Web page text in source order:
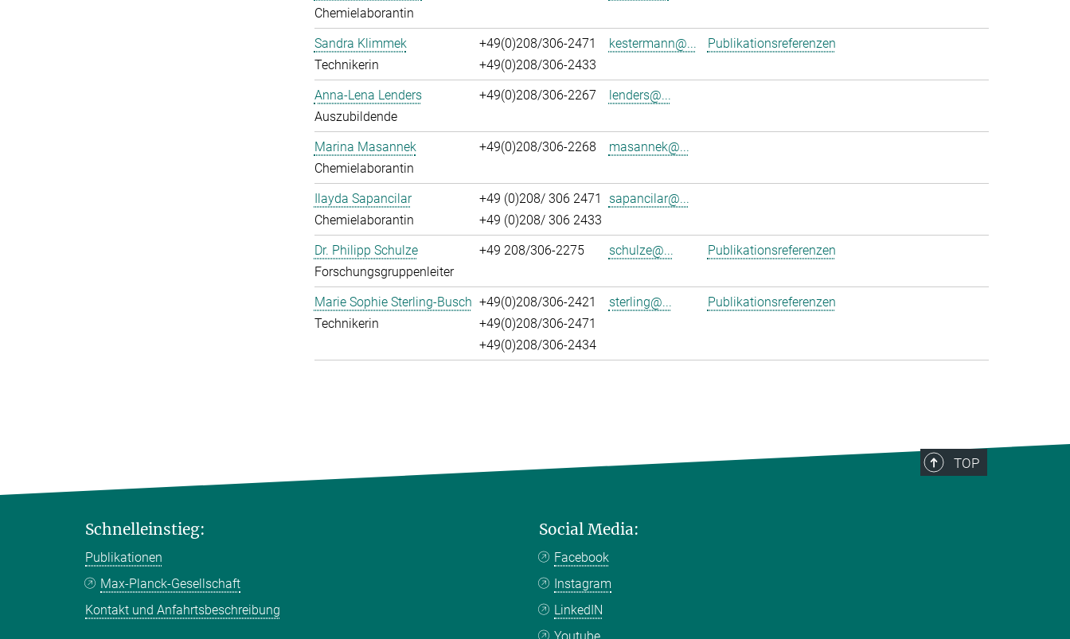
Chemielaborantin
Sandra Klimmek
Technikerin
+49(0)208/306-2471
+49(0)208/306-2433
kestermann@... Publikationsreferenzen
Anna-Lena Lenders
Auszubildende
+49(0)208/306-2267 lenders@...
Marina Masannek
Chemielaborantin
+49(0)208/306-2268 masannek@...
Ilayda Sapancilar
Chemielaborantin
+49 (0)208/ 306 2471
+49 (0)208/ 306 2433
sapancilar@...
Dr. Philipp Schulze
Forschungsgruppenleiter
+49 208/306-2275 schulze@... Publikationsreferenzen
Marie Sophie Sterling-Busch
Technikerin
+49(0)208/306-2421
+49(0)208/306-2471
+49(0)208/306-2434
sterling@... Publikationsreferenzen
TOP
Schnelleinstieg:
Publikationen
Max-Planck-Gesellschaft
Kontakt und Anfahrtsbeschreibung
Social Media:
Facebook
Instagram
LinkedIN